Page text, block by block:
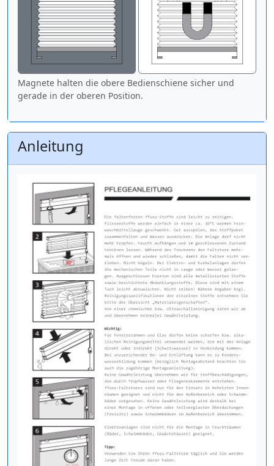
Magnete halten die obere Bedienschiene sicher und
gerade in der oberen Position.
Anleitung